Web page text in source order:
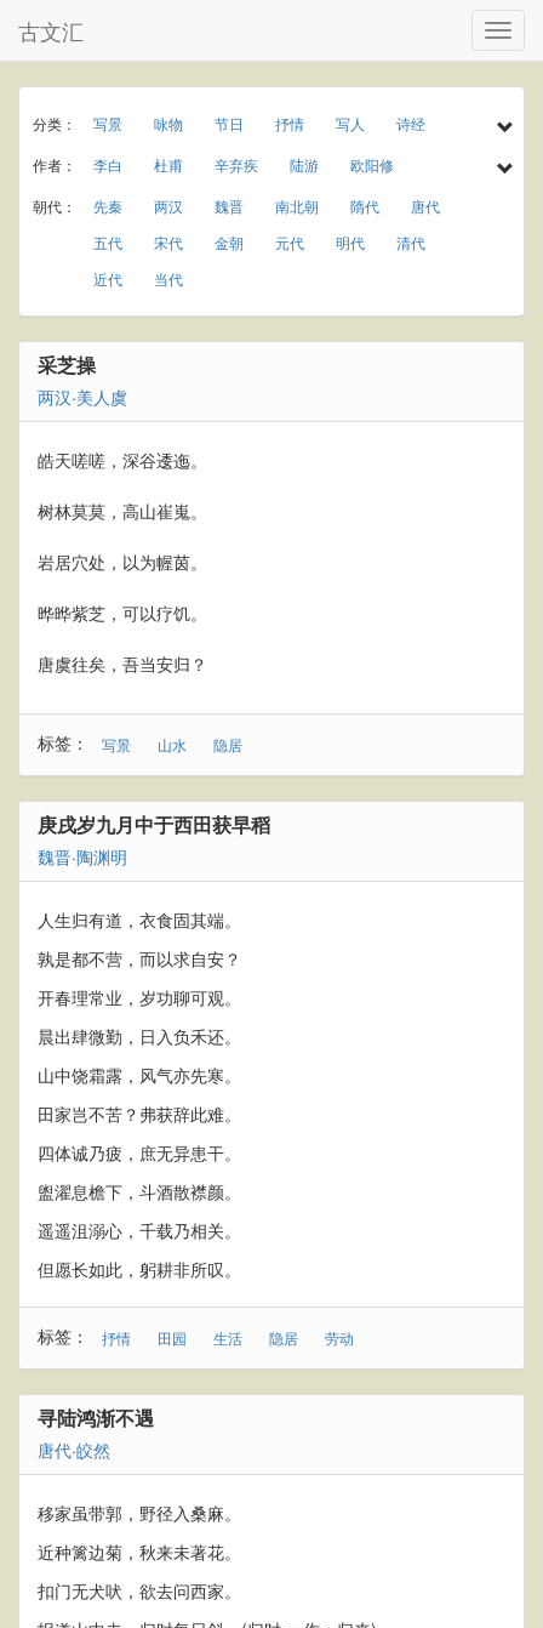
古文汇
分类： 写景 咏物 节日 抒情 写人
诗经
民谣
乐府 楚辞 小学古诗
初中古诗
高中古诗
小学文言文 初中文言文
高中文言文
唐诗三百首
古诗三百首 宋词三百首
宋词精选
古诗十九首
七夕节
中秋节 重阳节 田园
写雨
写风
思乡
爱情
作者： 李白 杜甫 辛弃疾 陆游
欧阳修
孟浩然
于谦 李商隐 王守仁
罗隐
温庭筠
岑参 曾巩 秦观 龚自珍
元稹
庾信
贾岛
白居易
苏轼 李清照 韩愈
刘禹锡
梅尧臣
苏辙 皮日休 叶茵
朝代： 先秦 两汉 魏晋 南北朝 隋代
唐代
五代
宋代 金朝 元代 明代
清代
近代
当代
采芝操
两汉·美人虞
皓天嗟嗟，深谷逶迤。
树林莫莫，高山崔嵬。
岩居穴处，以为幄茵。
晔晔紫芝，可以疗饥。
唐虞往矣，吾当安归？
标签： 写景 山水 隐居
庚戌岁九月中于西田获早稻
魏晋·陶渊明
人生归有道，衣食固其端。
孰是都不营，而以求自安？
开春理常业，岁功聊可观。
晨出肆微勤，日入负禾还。
山中饶霜露，风气亦先寒。
田家岂不苦？弗获辞此难。
四体诚乃疲，庶无异患干。
盥濯息檐下，斗酒散襟颜。
遥遥沮溺心，千载乃相关。
但愿长如此，躬耕非所叹。
标签： 抒情 田园 生活 隐居 劳动
寻陆鸿渐不遇
唐代·皎然
移家虽带郭，野径入桑麻。
近种篱边菊，秋来未著花。
扣门无犬吠，欲去问西家。